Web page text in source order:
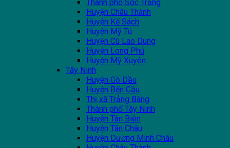
Thành phố Sóc Trăng
Huyện Châu Thành
Huyện Kế Sách
Huyện Mỹ Tú
Huyện Cù Lao Dung
Huyện Long Phú
Huyện Mỹ Xuyên
Tây Ninh
Huyện Gò Dầu
Huyện Bến Cầu
Thị xã Trảng Bàng
Thành phố Tây Ninh
Huyện Tân Biên
Huyện Tân Châu
Huyện Dương Minh Châu